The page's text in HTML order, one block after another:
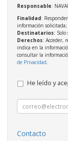
Responsable:
Finalidad:
información solicitada;
Destinatarios:
Derechos: Acceder,
indica en la
consultar la
de Privacidad.
He leído y
Contacto